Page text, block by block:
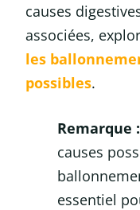
causes
associées,
les
possibles.
Remarque :
causes
essentiel